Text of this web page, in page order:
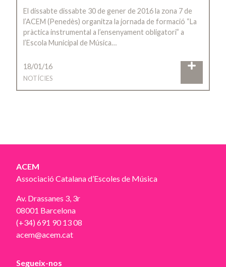
El dissabte dissabte 30 de gener de 2016 la zona 7 de
l’ACEM (Penedès) organitza la jornada de formació “La
pràctica instrumental a l’ensenyament obligatori” a
l’Escola Municipal de Música…
18/01/16
NOTÍCIES
ACEM
Associació Catalana d’Escoles de Música
Av. Drassanes 3, 3r
08001 Barcelona
(+34) 691 90 13 08
acem@acem.cat
Segueix-nos